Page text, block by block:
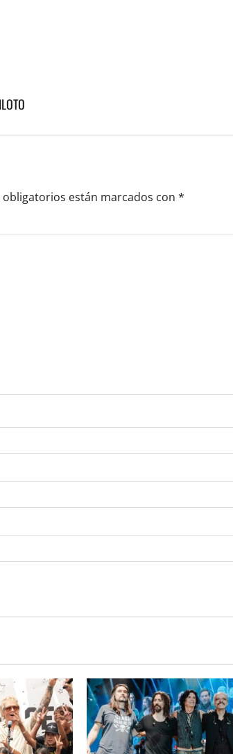
obligatorios están marcados con *